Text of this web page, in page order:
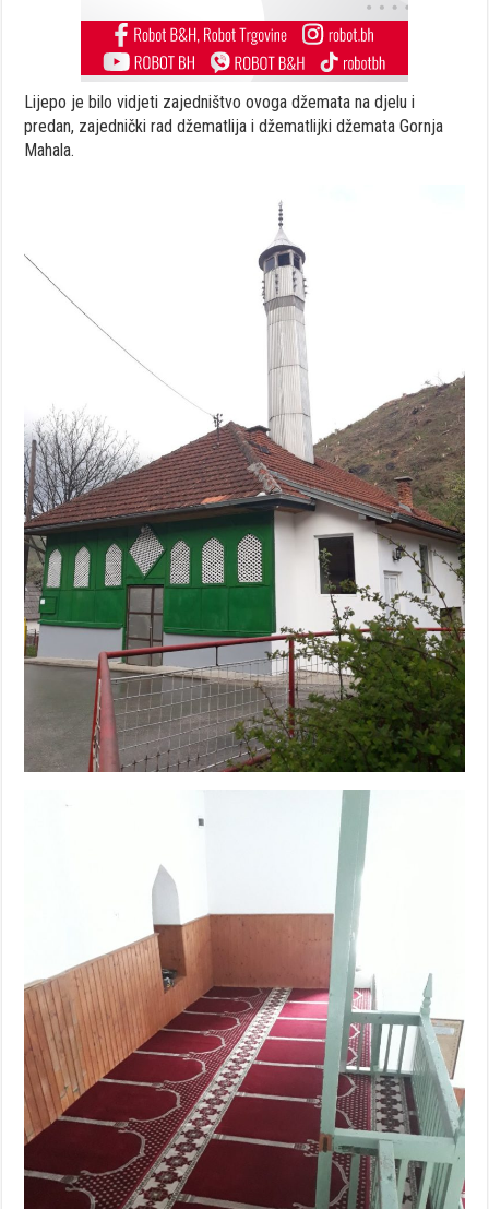
Lijepo je bilo vidjeti zajedništvo ovoga džemata na djelu i
predan, zajednički rad džematlija i džematlijki džemata Gornja
Mahala.